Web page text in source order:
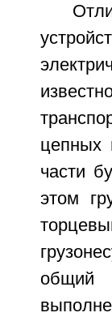
цепных
части
этом
общий